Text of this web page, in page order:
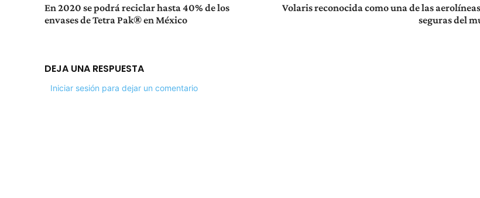
En 2020 se podrá reciclar hasta 40% de los
envases de Tetra Pak® en México
Volaris reconocida como una de las
seguras del
DEJA UNA RESPUESTA
Iniciar sesión para dejar un comentario